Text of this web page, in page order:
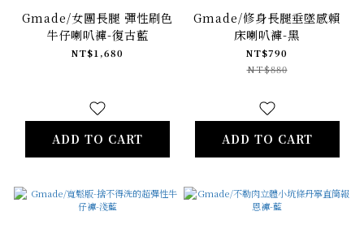
Gmade/女團長腿 彈性刷色
牛仔喇叭褲-復古藍
NT$1,680
ADD TO CART
Gmade/修身長腿垂墜感賴
床喇叭褲-黑
NT$790
NT$880
ADD TO CART